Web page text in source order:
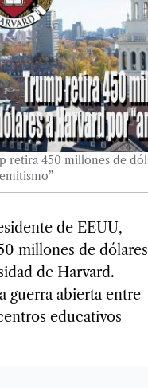
retira 450 millones de
de EEUU,
millones de dólares
de Harvard.
guerra abierta entre
educativos